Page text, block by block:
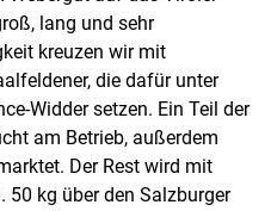
lang und sehr
kreuzen wir mit
die dafür unter
Widder setzen. Ein Teil der
am Betrieb, außerdem
Der Rest wird mit
50 kg über den Salzburger